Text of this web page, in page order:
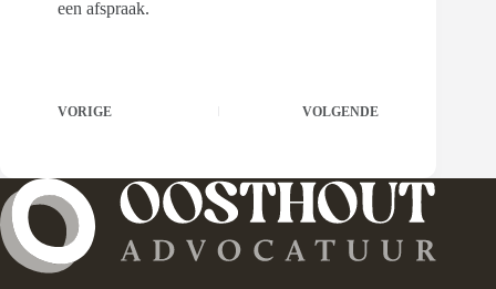
een afspraak.
VORIGE VOLGENDE